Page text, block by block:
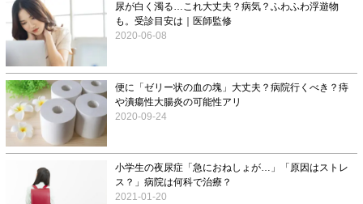
尿が白く濁る…これ大丈夫？病気？ふわふわ浮遊物
も。受診目安は｜医師監修
2020-06-08
便に「ゼリー状の血の塊」大丈夫？病院行くべき？痔
や潰瘍性大腸炎の可能性アリ
2020-09-24
小学生の夜尿症「急におねしょが…」「原因はストレ
ス？」病院は何科で治療？
2021-01-20